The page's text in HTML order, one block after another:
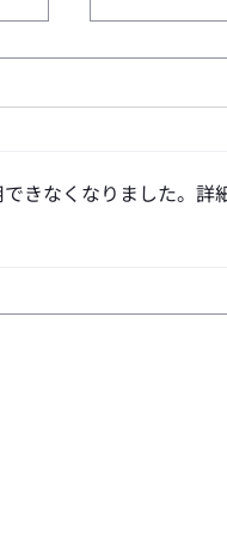
きなくなりました。